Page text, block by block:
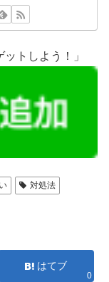
トしよう！」
対処法
はてブ
0